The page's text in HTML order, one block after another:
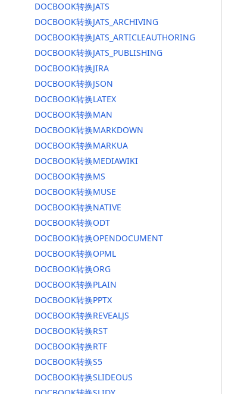
DOCBOOK转换JATS
DOCBOOK转换JATS_ARCHIVING
DOCBOOK转换JATS_ARTICLEAUTHORING
DOCBOOK转换JATS_PUBLISHING
DOCBOOK转换JIRA
DOCBOOK转换JSON
DOCBOOK转换LATEX
DOCBOOK转换MAN
DOCBOOK转换MARKDOWN
DOCBOOK转换MARKUA
DOCBOOK转换MEDIAWIKI
DOCBOOK转换MS
DOCBOOK转换MUSE
DOCBOOK转换NATIVE
DOCBOOK转换ODT
DOCBOOK转换OPENDOCUMENT
DOCBOOK转换OPML
DOCBOOK转换ORG
DOCBOOK转换PLAIN
DOCBOOK转换PPTX
DOCBOOK转换REVEALJS
DOCBOOK转换RST
DOCBOOK转换RTF
DOCBOOK转换S5
DOCBOOK转换SLIDEOUS